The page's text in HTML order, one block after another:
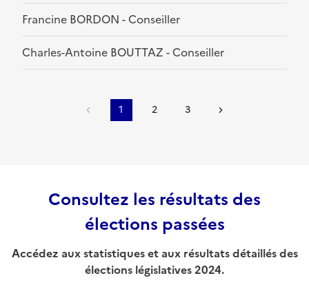
Francine BORDON - Conseiller
Charles-Antoine BOUTTAZ - Conseiller
1 2 3
Consultez les résultats des
élections passées
Accédez aux statistiques et aux résultats détaillés des
élections législatives 2024.